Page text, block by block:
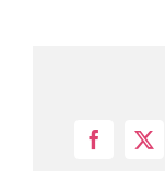
Facebook
X